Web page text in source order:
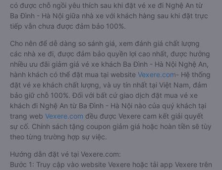
có được chỗ ngồi yêu thích sau khi đặt vé xe đi Nghệ An từ
Ba Đình - Hà Nội giữa nhà xe với khách hàng sau khi đặt trực
tiếp vẫn chưa được đảm bảo 100%.
Cho nên để dễ dàng so sánh giá, xem đánh giá chất lượng
các nhà xe đi, được đảm bảo quyền lợi cao nhất, được hưởng
nhiều ưu đãi giảm giá vé xe khách Ba Đình - Hà Nội Nghệ An,
hành khách có thể đặt mua tại website Vexere.com- Hệ thống
đặt vé xe khách chất lượng, và uy tín nhất tại Việt Nam, đảm
bảo giữ chỗ 100%. Đối với bất cứ giao dịch đặt mua vé xe
khách đi Nghệ An từ Ba Đình - Hà Nội nào của quý khách tại
trang web Vexere.com đều được Vexere cam kết giải quyết
sự cố. Chính sách tặng coupon giảm giá hoặc hoàn tiền sẽ tùy
theo từng trường hợp sự việc.
Hướng dẫn đặt vé tại Vexere.com:
Bước 1: Truy cập vào website Vexere hoặc tải app Vexere trên